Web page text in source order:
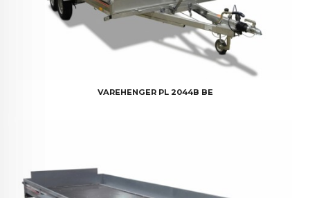
VAREHENGER PL 2044B BE